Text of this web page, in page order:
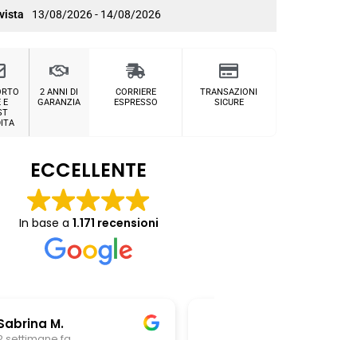
13/08/2026 - 14/08/2026
E
2 ANNI DI
GARANZIA
CORRIERE
ESPRESSO
TRANSAZIONI
SICURE
ECCELLENTE
In base a 1.171 recensioni
Chiara Riitano